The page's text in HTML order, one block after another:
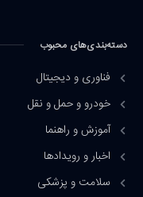
دسته‌بندی‌های محبوب
فناوری و دیجیتال
خودرو و حمل و نقل
آموزش و راهنما
اخبار و رویدادها
سلامت و پزشکی